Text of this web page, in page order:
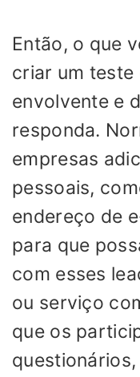
Então, o que
criar um teste
envolvente e
responda.
empresas
pessoais,
endereço de
para que
com esses
ou serviço
que os